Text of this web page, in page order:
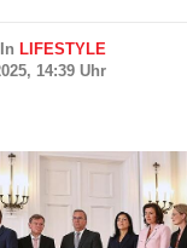
In LIFESTYLE
14:39 Uhr